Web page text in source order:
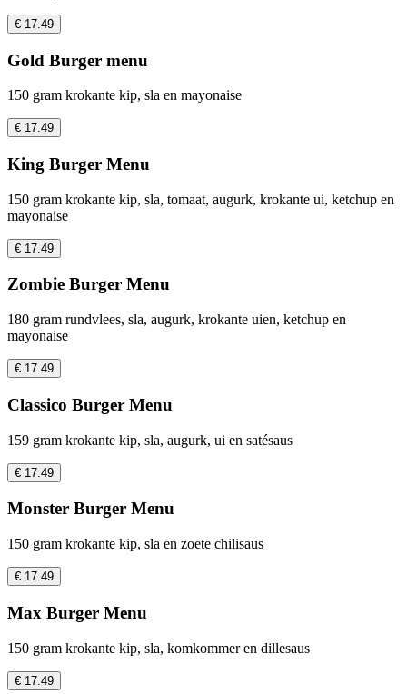
€ 17.49
Gold Burger menu
150 gram krokante kip, sla en mayonaise
€ 17.49
King Burger Menu
150 gram krokante kip, sla, tomaat, augurk, krokante ui, ketchup en
mayonaise
€ 17.49
Zombie Burger Menu
180 gram rundvlees, sla, augurk, krokante uien, ketchup en
mayonaise
€ 17.49
Classico Burger Menu
159 gram krokante kip, sla, augurk, ui en satésaus
€ 17.49
Monster Burger Menu
150 gram krokante kip, sla en zoete chilisaus
€ 17.49
Max Burger Menu
150 gram krokante kip, sla, komkommer en dillesaus
€ 17.49